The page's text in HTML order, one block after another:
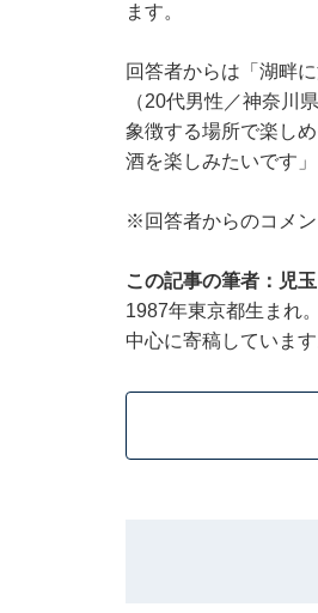
ます。
回答者からは「湖畔
（20代男性／神奈川
象徴する場所で楽し
酒を楽しみたいです
※回答者からのコメ
この記事の筆者：児
1987年東京都生まれ
中心に寄稿しています